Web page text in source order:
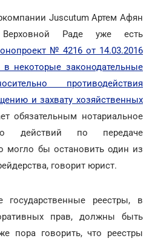
Juscutum Артем Афян
Раде уже есть
№ 4216 от 14.03.2016
некоторые законодательные
противодействия
и захвату хозяйственных
обязательным нотариальное
действий по передаче
могло бы остановить один из
говорит юрист.
реестры, в
прав, должны быть
пора говорить, что реестры